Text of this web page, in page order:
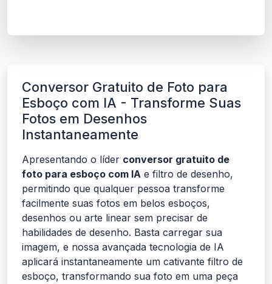
Conversor Gratuito de Foto para
Esboço com IA - Transforme Suas
Fotos em Desenhos
Instantaneamente
Apresentando o líder conversor gratuito de
foto para esboço com IA e filtro de desenho,
permitindo que qualquer pessoa transforme
facilmente suas fotos em belos esboços,
desenhos ou arte linear sem precisar de
habilidades de desenho. Basta carregar sua
imagem, e nossa avançada tecnologia de IA
aplicará instantaneamente um cativante filtro de
esboço, transformando sua foto em uma peça